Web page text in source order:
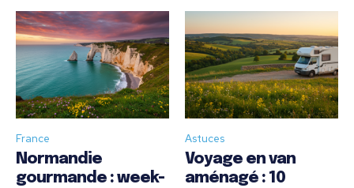
France
Normandie
gourmande : week-
Astuces
Voyage en van
aménagé : 10